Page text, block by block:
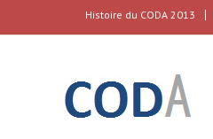
Histoire du CODA 2013